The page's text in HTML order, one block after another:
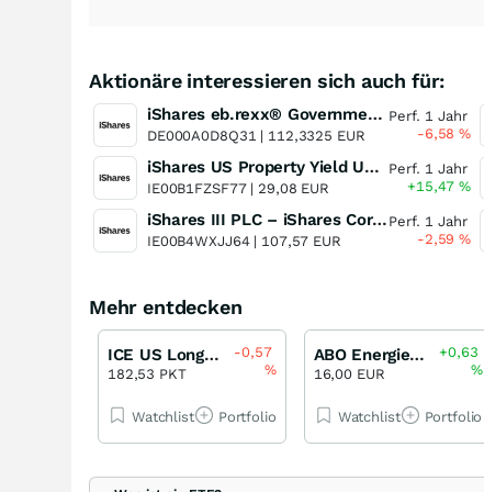
Aktionäre interessieren sich auch für:
iShares eb.rexx® Government Germany 10.5+yr UCITS ETF (DE)
DE000A0D8Q31 | 112,3325 EUR
Perf. 1 Jahr
-6,58%
iShares US Property Yield UCITS ETF
IE00B1FZSF77 | 29,08 EUR
Perf. 1 Jahr
+15,47%
iShares III PLC – iShares Core EO Govt Bond UCITS ETF
IE00B4WXJJ64 | 107,57 EUR
Perf. 1 Jahr
-2,59%
Mehr entdecken
ICE US Long Bond Treasury Futures Index
182,53 PKT
-0,57
%
Watchlist Portfolio
ABO Energie Unternehmensanleihe 7,75 % bis 05/29
16,00 EUR
+0,63
%
Watchlist Portfolio